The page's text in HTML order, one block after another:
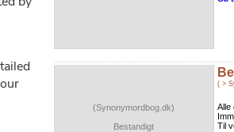
(Synonymordbog.dk)
Bestandigt
( >
Alle
Til